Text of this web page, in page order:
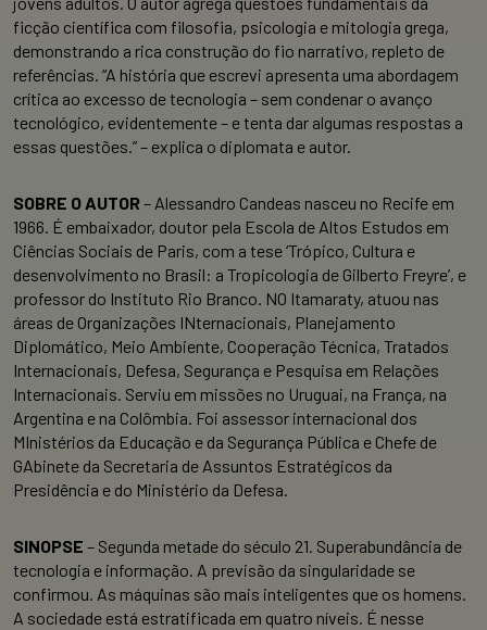
ficção científica com filosofia, psicologia e mitologia grega,
demonstrando a rica construção do fio narrativo, repleto de
referências. “A história que escrevi apresenta uma abordagem
crítica ao excesso de tecnologia – sem condenar o avanço
tecnológico, evidentemente – e tenta dar algumas respostas a
essas questões.” – explica o diplomata e autor.
SOBRE O AUTOR– Alessandro Candeas nasceu no Recife em
1966. É embaixador, doutor pela Escola de Altos Estudos em
Ciências Sociais de Paris, com a tese ‘Trópico, Cultura e
desenvolvimento no Brasil: a Tropicologia de Gilberto Freyre’, e
professor do Instituto Rio Branco. NO Itamaraty, atuou nas
áreas de Organizações INternacionais, Planejamento
Diplomático, Meio Ambiente, Cooperação Técnica, Tratados
Internacionais, Defesa, Segurança e Pesquisa em Relações
Internacionais. Serviu em missões no Uruguai, na França, na
Argentina e na Colômbia. Foi assessor internacional dos
MInistérios da Educação e da Segurança Pública e Chefe de
GAbinete da Secretaria de Assuntos Estratégicos da
Presidência e do Ministério da Defesa.
SINOPSE – Segunda metade do século 21. Superabundância de
tecnologia e informação. A previsão da singularidade se
confirmou. As máquinas são mais inteligentes que os homens.
A sociedade está estratificada em quatro níveis. É nesse